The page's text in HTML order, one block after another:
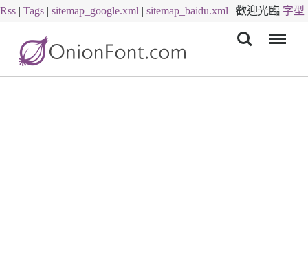
Rss | Tags | sitemap_google.xml | sitemap_baidu.xml | 歡迎光臨 字型